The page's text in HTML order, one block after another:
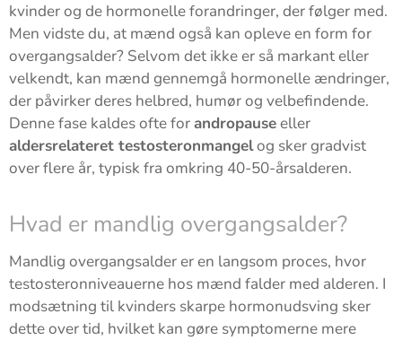
kvinder og de hormonelle forandringer, der følger med.
Men vidste du, at mænd også kan opleve en form for
overgangsalder? Selvom det ikke er så markant eller
velkendt, kan mænd gennemgå hormonelle ændringer,
der påvirker deres helbred, humør og velbefindende.
Denne fase kaldes ofte forandropauseeller
aldersrelateret testosteronmangelog sker gradvist
over flere år, typisk fra omkring 40-50-årsalderen.
Hvad er mandlig overgangsalder?
Mandlig overgangsalder er en langsom proces, hvor
testosteronniveauerne hos mænd falder med alderen. I
modsætning til kvinders skarpe hormonudsving sker
dette over tid, hvilket kan gøre symptomerne mere